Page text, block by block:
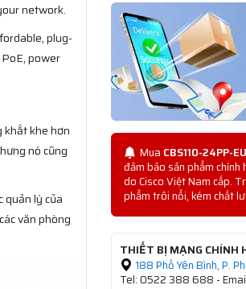
network.
plug-
power
khắt khe hơn
nó cũng
quản lý của
văn phòng
Mua CBS110-24PP-EU
đảm bảo sản phẩm chính
do Cisco Việt Nam cấp.
phẩm trôi nổi, kém chất
THIẾT BỊ MẠNG CHÍNH
188 Phố Yên Bình, P.
Tel: 0522 388 688 -